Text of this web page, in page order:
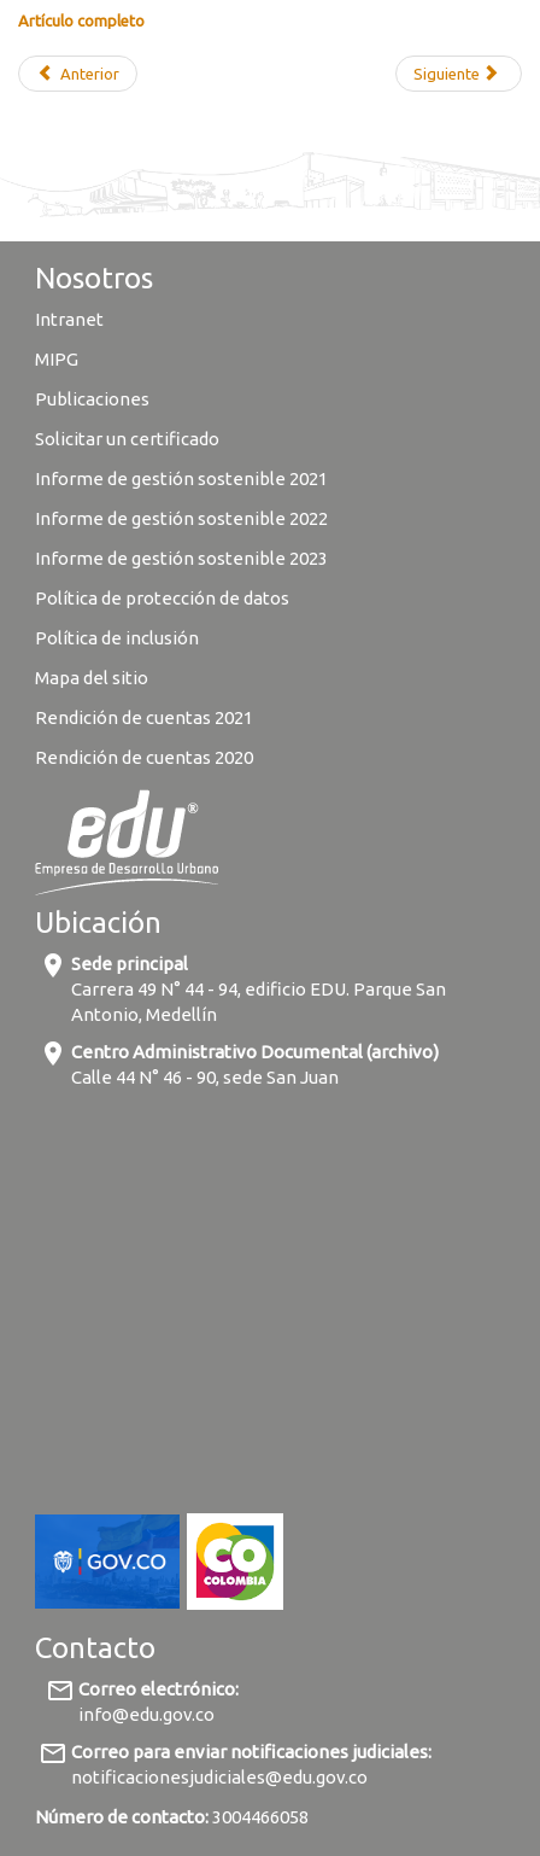
Artículo completo
Anterior Siguiente
Nosotros
Intranet
MIPG
Publicaciones
Solicitar un certificado
Informe de gestión sostenible 2021
Informe de gestión sostenible 2022
Informe de gestión sostenible 2023
Política de protección de datos
Política de inclusión
Mapa del sitio
Rendición de cuentas 2021
Rendición de cuentas 2020
Ubicación
location_on Sede principal
Carrera 49 N° 44 - 94, edificio EDU. Parque San
Antonio, Medellín
location_on Centro Administrativo Documental (archivo)
Calle 44 N° 46 - 90, sede San Juan
Contacto
mail_outline Correo electrónico:
info@edu.gov.co
mail_outline Correo para enviar notificaciones judiciales:
notificacionesjudiciales@edu.gov.co
Número de contacto:3004466058